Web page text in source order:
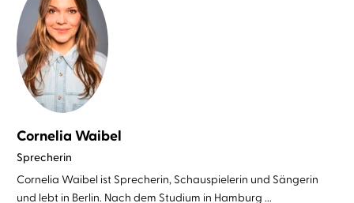
Cornelia Waibel
Sprecherin
Cornelia Waibel ist Sprecherin, Schauspielerin und Sängerin
und lebt in Berlin. Nach dem Studium in Hamburg ...